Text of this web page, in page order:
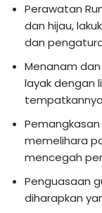
Perawatan
dan hijau,
dan
Menanam
layak dengan
memelihara
mencegah
Penguasaan
diharapkan